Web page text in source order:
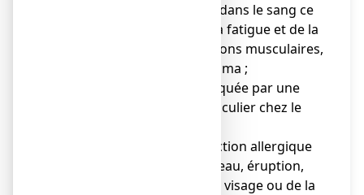
● Faible taux de sodium dans le sang ce
qui peut provoquer de la fatigue et de la
confusion, des contractions musculaires,
des convulsions et un coma ;
● Déshydratation provoquée par une
diarrhée sévère, en particulier chez le
● Symptômes d’une réaction allergique
tels que rougeur de la peau, éruption,
urticaire, gonflement du visage ou de la